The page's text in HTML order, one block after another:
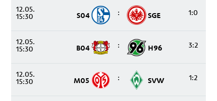
12.05.
15:30 S04 : SGE 1:0
12.05.
15:30 B04 : H96 3:2
12.05.
15:30 M05 : SVW 1:2